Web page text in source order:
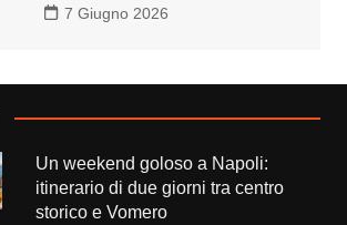
7 Giugno 2026
Un weekend goloso a Napoli:
itinerario di due giorni tra centro
storico e Vomero